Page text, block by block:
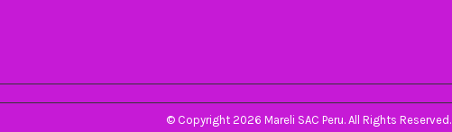
© Copyright 2026 Mareli SAC Peru. All Rights Reserved.